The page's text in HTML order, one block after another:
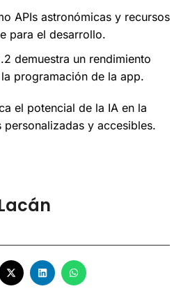
APIs astronómicas y recursos
para el desarrollo.
demuestra un rendimiento
programación de la app.
el potencial de la IA en la
y accesibles.